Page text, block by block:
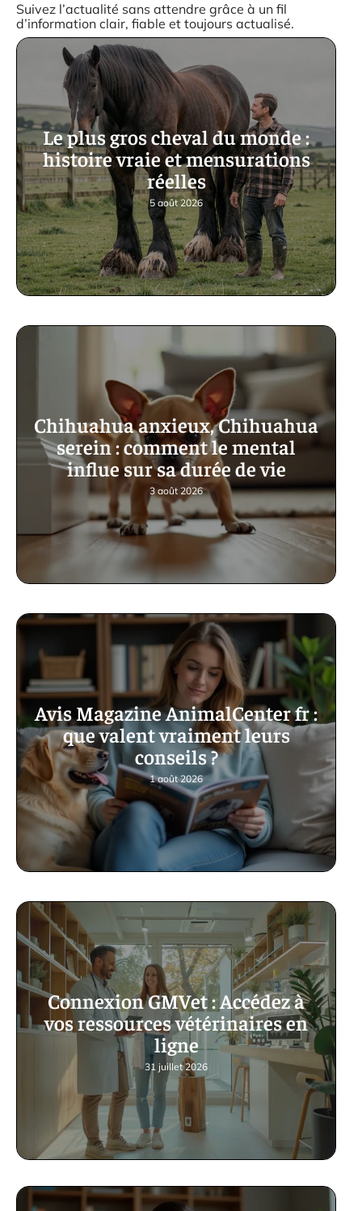
Suivez l’actualité sans attendre grâce à un fil
d’information clair, fiable et toujours actualisé.
Le plus gros cheval du monde :
histoire vraie et mensurations
réelles
5 août 2026
Chihuahua anxieux, Chihuahua
serein : comment le mental
influe sur sa durée de vie
3 août 2026
Avis Magazine AnimalCenter fr :
que valent vraiment leurs
conseils ?
1 août 2026
Connexion GMVet : Accédez à
vos ressources vétérinaires en
ligne
31 juillet 2026